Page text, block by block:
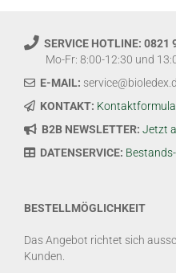
SERVICE HOTLINE: 0821
Mo-Fr: 8:00-12:30 und
E-MAIL:
KONTAKT:
B2B NEWSLETTER: Jetzt
DATENSERVICE:
BESTELLMÖGLICHKEIT
Das Angebot richtet sich
Kunden.